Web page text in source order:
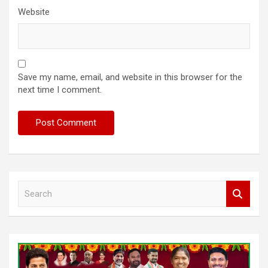
Website
Save my name, email, and website in this browser for the
next time I comment.
h